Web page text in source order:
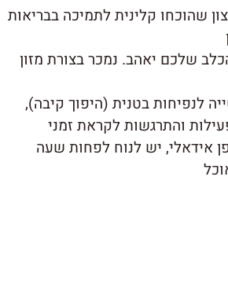
שהוכחו קלינית לתמיכה בבריאות
שלכם יאהב. נמכר בצורת מזון
לנפיחות בטנית (היפוך קיבה),
והתרגשות לקראת זמני
אידאלי, יש לנוח לפחות שעה